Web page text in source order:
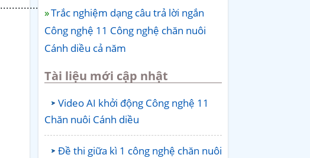
Trắc nghiệm dạng câu trả lời ngắn
Công nghệ 11 Công nghệ chăn nuôi
Cánh diều cả năm
Tài liệu mới cập nhật
Video AI khởi động Công nghệ 11
Chăn nuôi Cánh diều
Đề thi giữa kì 1 công nghệ chăn nuôi